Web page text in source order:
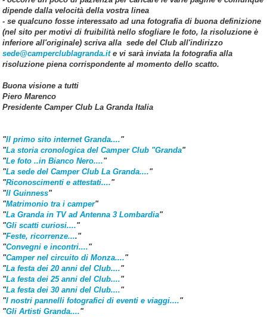
dipende dalla velocità della vostra linea
- se qualcuno fosse interessato ad una fotografia di buona definizione
(nel sito per motivi di fruibilità nello sfogliare le foto, la risoluzione è
inferiore all'originale) scriva alla sede del Club all'indirizzo
sede@camperclublagranda.ite vi sarà inviata la fotografia alla
risoluzione piena corrispondente al momento dello scatto.
Buona visione a tutti
Piero Marenco
Presidente Camper Club La Granda Italia
"Il primo sito internet Granda...."
"La storia cronologica del Camper Club "Granda"
"Le foto ..in Bianco Nero...."
"La sede del Camper Club La Granda...."
"Riconoscimenti e attestati...."
"Il Guinness"
"Matrimonio tra i camper"
"La Granda in TV ad Antenna 3 Lombardia"
"Gli scatti curiosi...."
"Feste, ricorrenze...."
"Convegni e incontri...."
"Camper nel circuito di Monza...."
"La festa dei 20 anni del Club...."
"La festa dei 25 anni del Club...."
"La festa dei 30 anni del Club...."
"I nostri pannelli fotografici di eventi e viaggi...."
"Gli Artisti Granda...."